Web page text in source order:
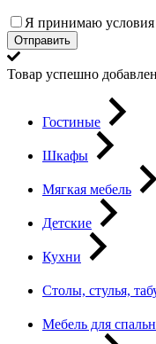
Я принимаю условия
Отправить
Товар успешно
Гостиные
Шкафы
Мягкая мебель
Детские
Кухни
Столы, стулья,
Мебель для